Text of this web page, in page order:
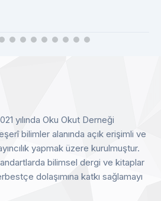
yılında Oku Okut Derneği
bilimler alanında açık erişimli ve
yapmak üzere kurulmuştur.
bilimsel dergi ve kitaplar
dolaşımına katkı sağlamayı